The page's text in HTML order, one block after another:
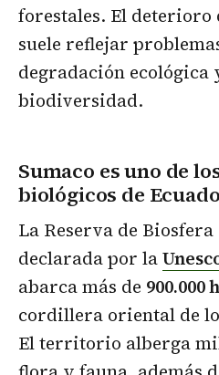
forestales. El deterioro
suele reflejar
degradación ecológica
biodiversidad.
Sumaco es uno de
biológicos de
La Reserva de Biosfera
declarada por la
abarca más de 900.000
cordillera oriental de
El territorio alberga